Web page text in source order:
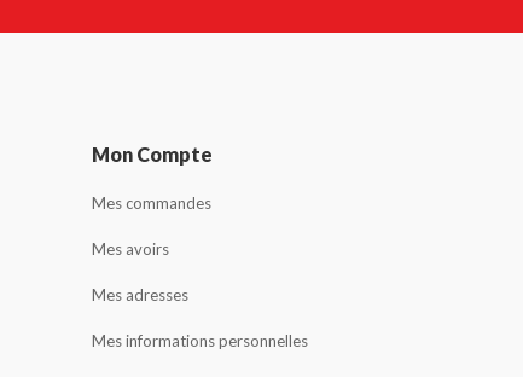
Mon Compte
Mes commandes
Mes avoirs
Mes adresses
Mes informations personnelles